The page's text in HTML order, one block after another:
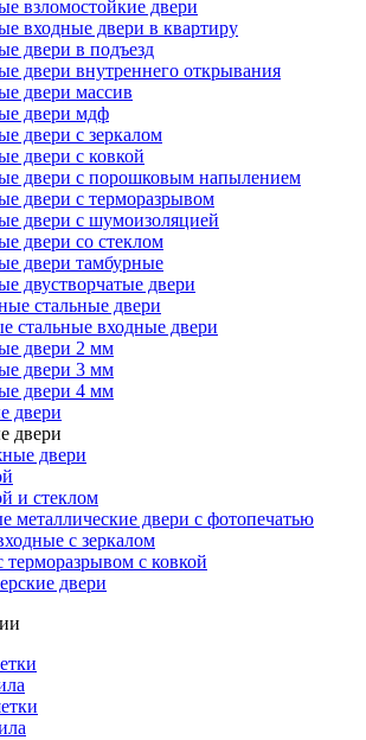
взломостойкие двери
входные двери в квартиру
двери в подъезд
двери внутреннего открывания
двери массив
двери мдф
двери с зеркалом
двери с ковкой
двери с порошковым напылением
двери с терморазрывом
двери с шумоизоляцией
двери со стеклом
двери тамбурные
двустворчатые двери
стальные двери
стальные входные двери
двери 2 мм
двери 3 мм
двери 4 мм
двери
двери
двери
и стеклом
металлические двери с фотопечатью
с зеркалом
терморазрывом с ковкой
двери